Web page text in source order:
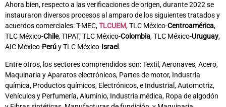
Ahora bien, respecto a las verificaciones de origen, durante 2022 se
instauraron diversos procesos al amparo de los siguientes tratados y
acuerdos comerciales: T-MEC,TLCUEM, TLC México-Centroamérica,
TLC México-Chile, TIPAT, TLC México-Colombia, TLC México-Uruguay,
AIC México-Perúy TLC México-Israel.
Entre otros, los sectores comprendidos son: Textil, Aeronaves, Acero,
Maquinaria y Aparatos electrónicos, Partes de motor, Industria
química, Productos químicos, Electrónicos, e Industrial, Automotriz,
Vehículos y Perfumería, Aluminio, Industria médica, Ropa de algodón